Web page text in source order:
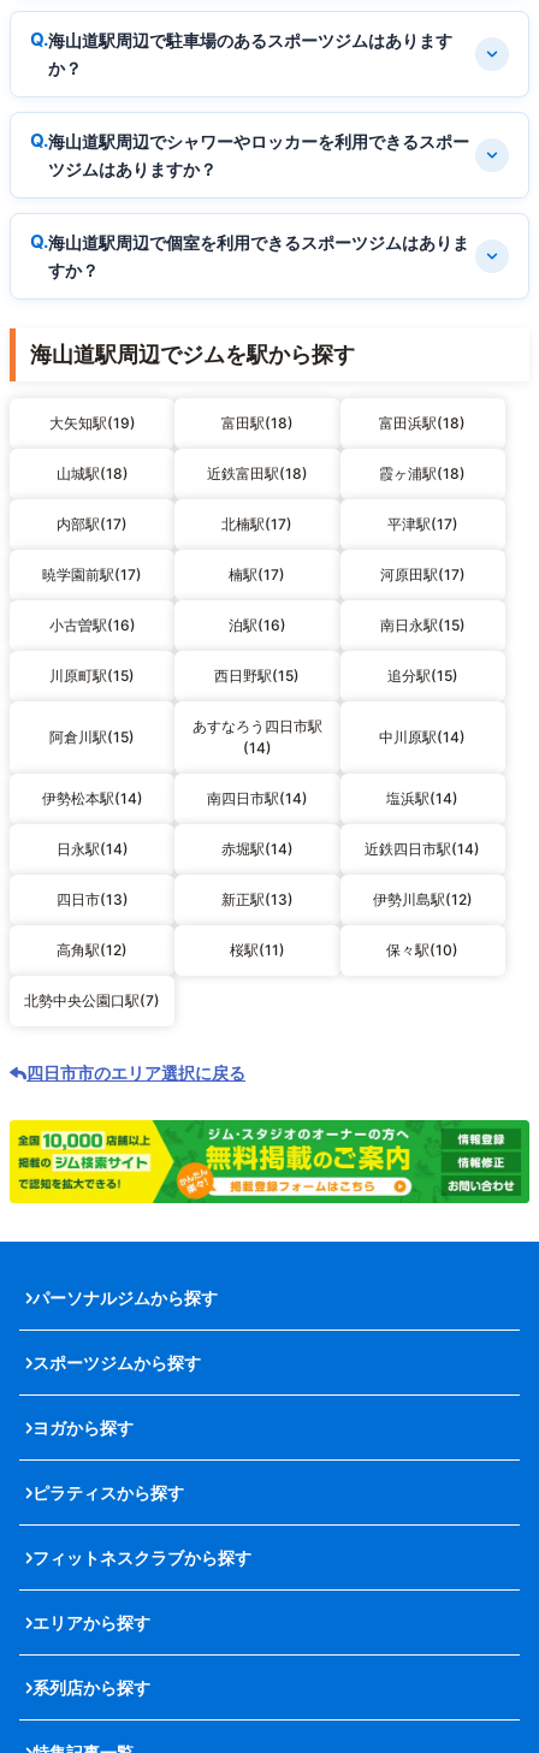
海山道駅周辺で駐車場のあるスポーツジムはあります
か？
海山道駅周辺でシャワーやロッカーを利用できるスポー
ツジムはありますか？
海山道駅周辺で個室を利用できるスポーツジムはありま
すか？
海山道駅周辺でジムを駅から探す
大矢知駅(19) 富田駅(18) 富田浜駅(18)
山城駅(18) 近鉄富田駅(18) 霞ヶ浦駅(18)
内部駅(17) 北楠駅(17) 平津駅(17)
暁学園前駅(17) 楠駅(17) 河原田駅(17)
小古曽駅(16) 泊駅(16) 南日永駅(15)
川原町駅(15) 西日野駅(15) 追分駅(15)
阿倉川駅(15)
あすなろう四日市駅
(14)
中川原駅(14)
伊勢松本駅(14) 南四日市駅(14) 塩浜駅(14)
日永駅(14) 赤堀駅(14) 近鉄四日市駅(14)
四日市(13) 新正駅(13) 伊勢川島駅(12)
高角駅(12) 桜駅(11) 保々駅(10)
北勢中央公園口駅(7)
四日市市のエリア選択に戻る
パーソナルジムから探す
スポーツジムから探す
ヨガから探す
ピラティスから探す
フィットネスクラブから探す
エリアから探す
系列店から探す